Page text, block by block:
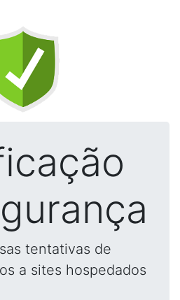
tentativas de
a sites hospedados